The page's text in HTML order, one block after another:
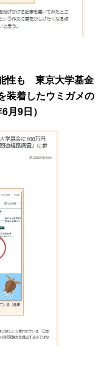
性も 東京大学基金
装着したウミガメの
月9日）